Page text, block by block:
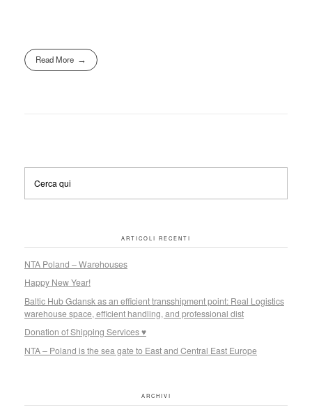
Read More
ARTICOLI RECENTI
NTA Poland – Warehouses
Happy New Year!
Baltic Hub Gdansk as an efficient transshipment point: Real Logistics
warehouse space, efficient handling, and professional dist
Donation of Shipping Services ♥
NTA – Poland is the sea gate to East and Central East Europe
ARCHIVI